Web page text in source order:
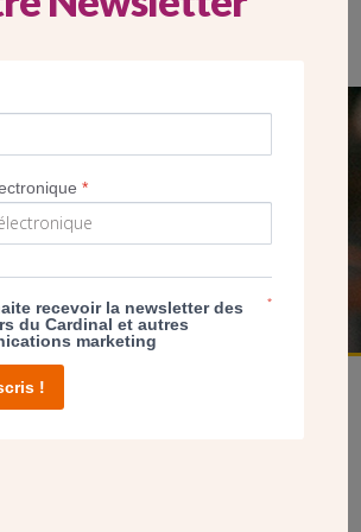
DON
D’AGIR
FAIRE UN DON
*
recevoir la newsletter des
du Cardinal et autres
marketing
*
!